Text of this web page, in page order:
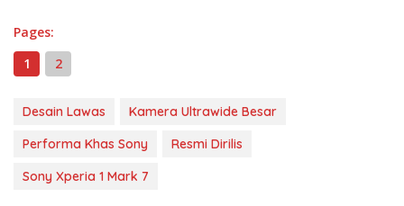
Pages:
1
2
Desain Lawas
Kamera Ultrawide Besar
Performa Khas Sony
Resmi Dirilis
Sony Xperia 1 Mark 7